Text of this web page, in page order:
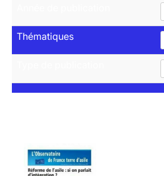
Thématiques